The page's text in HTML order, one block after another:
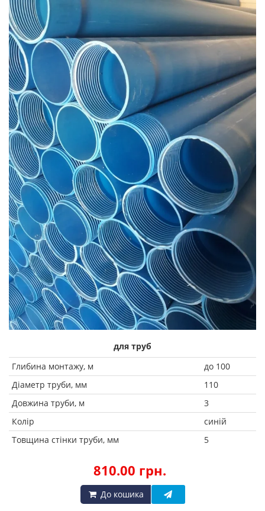
для труб
Глибина монтажу, м
до 100
Діаметр труби, мм
110
Довжина труби, м
3
Колір
синій
Товщина стінки труби, мм
5
810.00 грн.
До кошика